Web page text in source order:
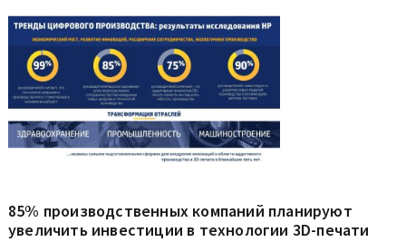
85% производственных компаний планируют
увеличить инвестиции в технологии 3D-печати